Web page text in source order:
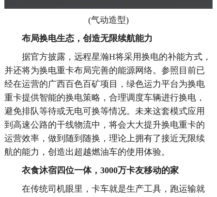
(气动造型)
布局换电生态，创造无限续航能力
据官方披露，远程星瀚H将采用换电的补能方式，
并还将为换电重卡布局完善的能源网络。参照目前已
经在运营的广西百色百矿项目，绿色运力平台为换电
重卡提供智能的换电策略，合理调度车辆进行换电，
避免排队等待或无电可换等情况。未来这套模式应用
到高速公路的干线物流中，将会大大提升换电重卡的
运营效率，做到随到随换，理论上拥有了接近无限续
航的能力，创造出超越燃油车的使用体验。
衣食沐宿四位一体，3000万卡友移动的家
在传统司机眼里，卡车就是生产工具，跑运输就